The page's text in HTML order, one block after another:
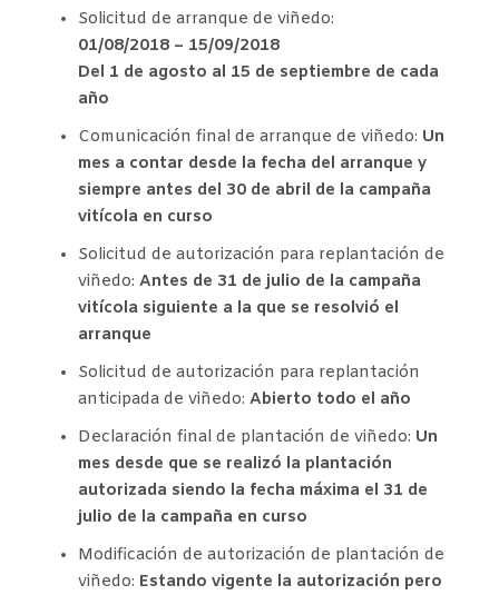
Solicitud de arranque de viñedo:
01/08/2018 – 15/09/2018
Del 1 de agosto al 15 de septiembre de cada
año
Comunicación final de arranque de viñedo: Un
mes a contar desde la fecha del arranque y
siempre antes del 30 de abril de la campaña
vitícola en curso
Solicitud de autorización para replantación de
viñedo: Antes de 31 de julio de la campaña
vitícola siguiente a la que se resolvió el
arranque
Solicitud de autorización para replantación
anticipada de viñedo: Abierto todo el año
Declaración final de plantación de viñedo: Un
mes desde que se realizó la plantación
autorizada siendo la fecha máxima el 31 de
julio de la campaña en curso
Modificación de autorización de plantación de
viñedo: Estando vigente la autorización pero